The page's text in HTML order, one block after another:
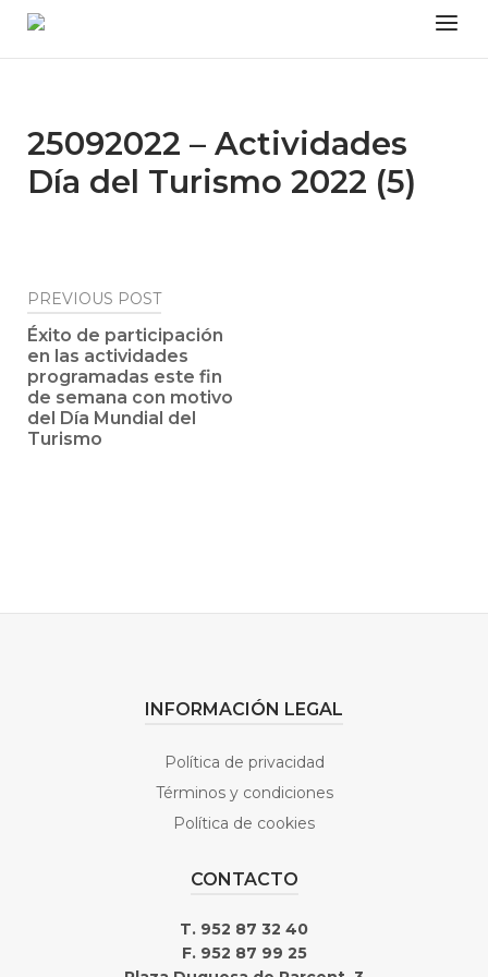
Skip
Menu
25092022 – Actividades
Día del Turismo 2022 (5)
Post
navigation
PREVIOUS POST
Éxito de participación
en las actividades
programadas este fin
de semana con motivo
del Día Mundial del
Turismo
INFORMACIÓN LEGAL
Política de privacidad
Términos y condiciones
Política de cookies
CONTACTO
T. 952 87 32 40
F. 952 87 99 25